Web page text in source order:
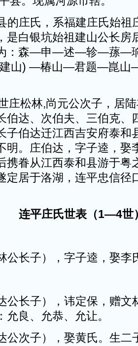
庄氏，系福建庄氏始祖
是白银坑始祖建山公长房
为：森—申—述—轸—蓀
山) —椿山—君题—崑山
庄松林,尚元公次子，居
伯达、次伯夫、三伯克、
子伯达迁江西吉安府泰和
明。庄伯达，字子逵，娶
携眷从江西泰和县游于粤
定居于洛湖，连平忠信径
连平庄氏世表（1—4世
长子），字子逵，娶李
长子），讳定保，赠文
允良、允恭、允让。
次子），娶黄氏。生二